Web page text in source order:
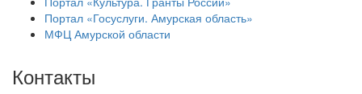
Портал «Госуслуги. Амурская область»
МФЦ Амурской области
Контакты